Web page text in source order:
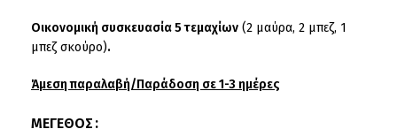
Οικονομική συσκευασία 5 τεμαχίων (2 μαύρα, 2 μπεζ, 1
μπεζ σκούρο).
Άμεση παραλαβή/Παράδοση σε 1-3 ημέρες
ΜΈΓΕΘΟΣ